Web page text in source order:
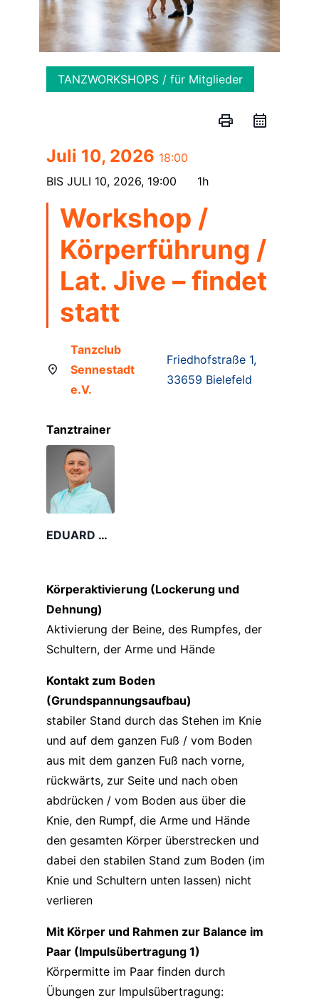
TANZWORKSHOPS / für Mitglieder
print
Juli 10, 2026 18:00
BIS JULI 10, 2026, 19:00 1h
Workshop /
Körperführung /
Lat. Jive – findet
statt
Tanzclub
Sennestadt
e.V.
Friedhofstraße 1,
33659 Bielefeld
Tanztrainer
EDUARD KRUG
Körperaktivierung (Lockerung und
Dehnung)
Aktivierung der Beine, des Rumpfes, der
Schultern, der Arme und Hände
Kontakt zum Boden
(Grundspannungsaufbau)
stabiler Stand durch das Stehen im Knie
und auf dem ganzen Fuß / vom Boden
aus mit dem ganzen Fuß nach vorne,
rückwärts, zur Seite und nach oben
abdrücken / vom Boden aus über die
Knie, den Rumpf, die Arme und Hände
den gesamten Körper überstrecken und
dabei den stabilen Stand zum Boden (im
Knie und Schultern unten lassen) nicht
verlieren
Mit Körper und Rahmen zur Balance im
Paar (Impulsübertragung 1)
Körpermitte im Paar finden durch
Übungen zur Impulsübertragung: